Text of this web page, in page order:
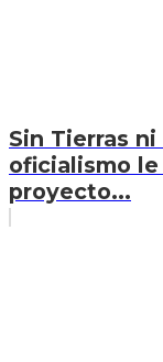
Sin Tierras
oficialismo le
proyecto...